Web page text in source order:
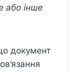
або інше
документ